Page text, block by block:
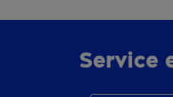
Service